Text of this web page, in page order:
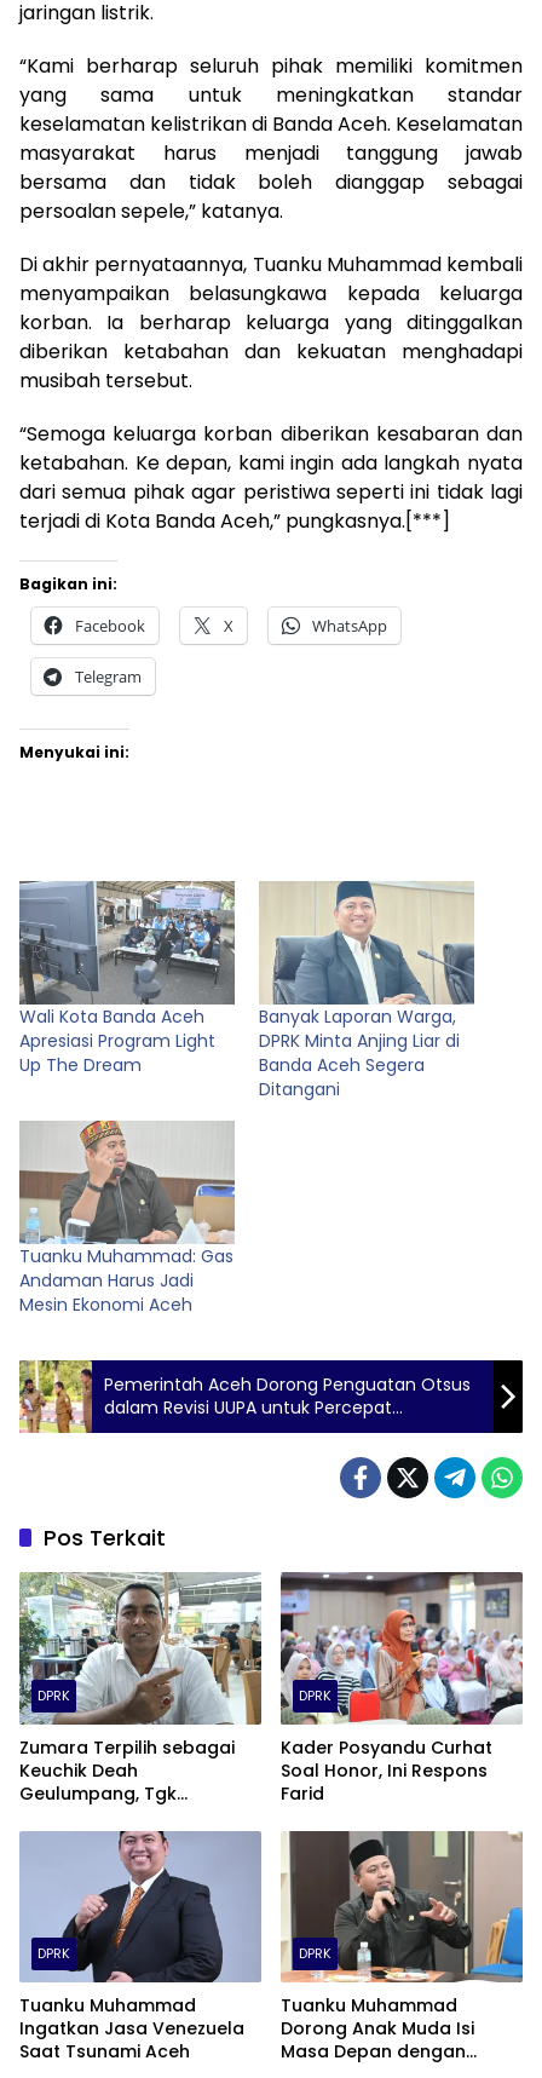
jaringan listrik.
“Kami berharap seluruh pihak memiliki komitmen
yang sama untuk meningkatkan standar
keselamatan kelistrikan di Banda Aceh. Keselamatan
masyarakat harus menjadi tanggung jawab
bersama dan tidak boleh dianggap sebagai
persoalan sepele,” katanya.
Di akhir pernyataannya, Tuanku Muhammad kembali
menyampaikan belasungkawa kepada keluarga
korban. Ia berharap keluarga yang ditinggalkan
diberikan ketabahan dan kekuatan menghadapi
musibah tersebut.
“Semoga keluarga korban diberikan kesabaran dan
ketabahan. Ke depan, kami ingin ada langkah nyata
dari semua pihak agar peristiwa seperti ini tidak lagi
terjadi di Kota Banda Aceh,” pungkasnya.[***]
Bagikan ini:
Facebook X WhatsApp
Telegram
Menyukai ini:
Wali Kota Banda Aceh
Apresiasi Program Light
Up The Dream
Banyak Laporan Warga,
DPRK Minta Anjing Liar di
Banda Aceh Segera
Ditangani
Tuanku Muhammad: Gas
Andaman Harus Jadi
Mesin Ekonomi Aceh
Pemerintah Aceh Dorong Penguatan Otsus
dalam Revisi UUPA untuk Percepat
Penurunan Kemiskinan
Pos Terkait
DPRK
Zumara Terpilih sebagai
Keuchik Deah
Geulumpang, Tgk
Selamat
DPRK
Kader Posyandu Curhat
Soal Honor, Ini Respons
Farid
DPRK
Tuanku Muhammad
Ingatkan Jasa Venezuela
Saat Tsunami Aceh
DPRK
Tuanku Muhammad
Dorong Anak Muda Isi
Masa Depan dengan